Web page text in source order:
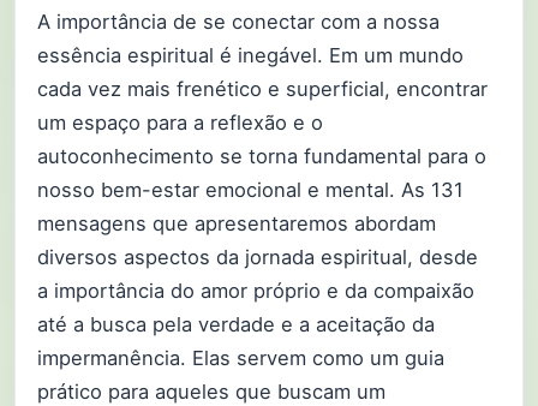
A importância de se conectar com a nossa
essência espiritual é inegável. Em um mundo
cada vez mais frenético e superficial, encontrar
um espaço para a reflexão e o
autoconhecimento se torna fundamental para o
nosso bem-estar emocional e mental. As 131
mensagens que apresentaremos abordam
diversos aspectos da jornada espiritual, desde
a importância do amor próprio e da compaixão
até a busca pela verdade e a aceitação da
impermanência. Elas servem como um guia
prático para aqueles que buscam um